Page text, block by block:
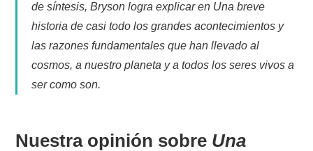
de síntesis, Bryson logra explicar en Una breve
historia de casi todo los grandes acontecimientos y
las razones fundamentales que han llevado al
cosmos, a nuestro planeta y a todos los seres vivos a
ser como son.
Nuestra opinión sobre Una